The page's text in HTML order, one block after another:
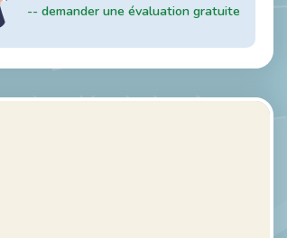
-- demander une évaluation gratuite